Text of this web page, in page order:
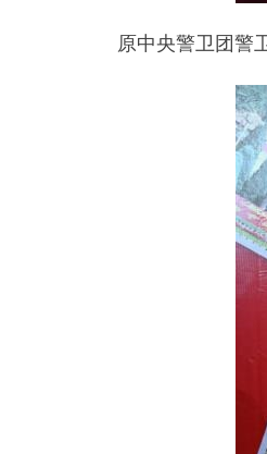
原中央警卫团警